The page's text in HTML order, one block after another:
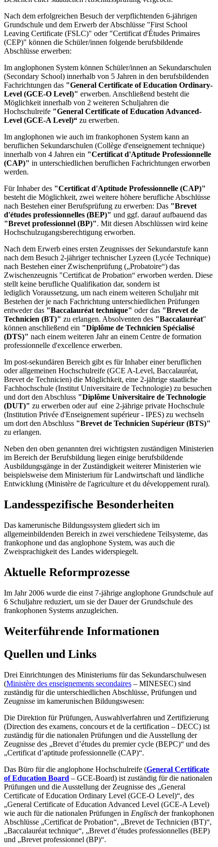
Nach dem erfolgreichen Besuch der verpflichtenden 6-jährigen
Grundschule und dem Erwerb der Abschlüsse "First School
Leaving Certificate (FSLC)" oder "Certificat d'Études Primaires
(CEP)" können die Schüler/innen folgende berufsbildende
Abschlüsse erwerben:
Im anglophonen System können Schüler/innen an Sekundarschulen
(Secondary School) innerhalb von 5 Jahren in den berufsbildenden
Fachrichtungen das "General Certificate of Education Ordinary-
Level (GCE-O Level)" erwerben. Anschließend besteht die
Möglichkeit innerhalb von 2 weiteren Schuljahren die
Hochschulreife "General Certificate of Education Advanced-
Level (GCE-A Level)“ zu erwerben.
Im anglophonen wie auch im frankophonen System kann an
beruflichen Sekundarschulen (Collège d'enseignement technique)
innerhalb von 4 Jahren ein "Certificat d'Aptitude Professionnelle
(CAP)" in unterschiedlichen beruflichen Fachrichtungen erworben
werden.
Für Inhaber des "Certificat d'Aptitude Professionnelle (CAP)"
besteht die Möglichkeit, zwei weitere höhere berufliche Abschlüsse
nach Bestehen einer Berufsprüfung zu erwerben: Das "Brevet
d'études professionnelles (BEP)" und ggf. darauf aufbauend das
"Brevet professionnel (BP)". Mit diesen Abschlüssen wird keine
Hochschulzugangsberechtigung erworben.
Nach dem Erwerb eines ersten Zeugnisses der Sekundarstufe kann
nach dem Besuch 2-jähriger technischer Lyzeen (Lycée Technique)
nach Bestehen einer Zwischenprüfung („Probatoire“) das
Zwischenzeugnis "Certificat de Probation“ erworben werden. Diese
stellt keine berufliche Qualifikation dar, sondern ist
lediglich Voraussetzung, um nach einem weiteren Schuljahr mit
Bestehen der je nach Fachrichtung unterschiedlichen Prüfungen
entweder das "Baccalauréat technique" oder das "Brevet de
Technicien (BT)" zu erlangen. Absolventen des "Baccalauréat"
können anschließend ein "Diplôme de Technicien Spécialisé
(DTS)" nach einem weiteren Jahr an einem Centre de formation
professionnelle d'excellence erwerben.
Im post-sekundären Bereich gibt es für Inhaber einer beruflichen
oder allgemeinen Hochschulreife (GCE A-Level, Baccalauréat,
Brevet de Technicien) die Möglichkeit, eine 2-jährige staatliche
Fachhochschule (Institut Universitaire de Technologie) zu besuchen
und dort den Abschluss "Diplôme Universitaire de Technologie
(DUT)" zu erwerben oder auf eine 2-jährige private Hochschule
(Institution Privée d'Enseignement supérieur - IPES) zu wechseln
um dort den Abschluss "Brevet de Technicien Supérieur (BTS)"
zu erlangen.
Neben den oben genannten drei wichtigsten zuständigen Ministerien
im Bereich der Berufsbildung liegen einige berufsbildende
Ausbildungsgänge in der Zuständigkeit weiterer Ministerien wie
beispielsweise dem Ministerium für Landwirtschaft und ländliche
Entwicklung (Ministère de l'agriculture et du développement rural).
Landesspezifische Besonderheiten
Das kamerunische Bildungssystem gliedert sich im
allgemeinbildenden Bereich in zwei verschiedene Teilsysteme, das
frankophone und das anglophone System, was auch die
Zweisprachigkeit des Landes widerspiegelt.
Aktuelle Reformprozesse
Im Jahr 2006 wurde die einst 7-jährige anglophone Grundschule auf
6 Schuljahre reduziert, um sie der Dauer der Grundschule des
frankophonen Systems anzugleichen.
Weiterführende Informationen
Quellen und Links
Drei Einrichtungen des Ministeriums für das Sekundarschulwesen
(Ministère des enseignements secondaires – MINESEC) sind
zuständig für die unterschiedlichen Abschlüsse, Prüfungen und
Zeugnisse im kamerunischen Bildungswesen:
Die Direktion für Prüfungen, Auswahlverfahren und Zertifizierung
(Direction des examens, concours et de la certification – DECC) ist
zuständig für die nationalen Prüfungen und die Ausstellung der
Zeugnisse des „Brevet d’études du premier cycle (BEPC)“ und des
„Certificat d’aptitude professionnelle (CAP)“.
Das Büro für die anglophone Hochschulreife (General Certificate
of Education Board – GCE-Board) ist zuständig für die nationalen
Prüfungen und die Ausstellung der Zeugnisse des „General
Certificate of Education Ordinary Level (GCE-O Level)“, des
„General Certificate of Education Advanced Level (GCE-A Level)
wie auch für die nationalen Prüfungen in Englisch der frankophonen
Abschlüsse „Certificat de Probation“, „Brevet de Technicien (BT)“,
„Baccalauréat technique“, „Brevet d’études professionnelles (BEP)
und „Brevet professionnel (BP)“.